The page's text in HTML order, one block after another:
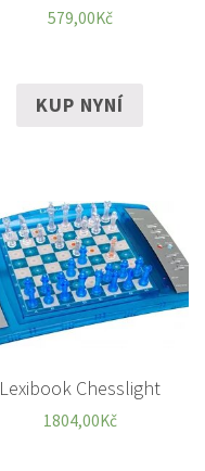
579,00Kč
KUP NYNÍ
Lexibook Chesslight
1804,00Kč